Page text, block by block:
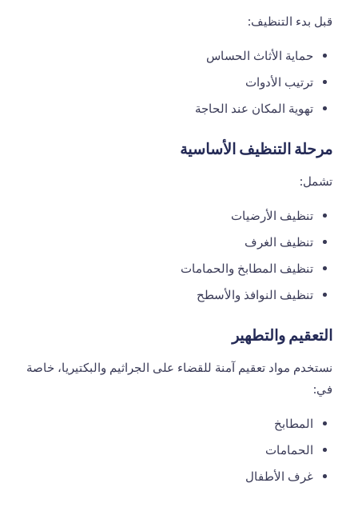
قبل بدء التنظيف:
حماية الأثاث الحساس
ترتيب الأدوات
تهوية المكان عند الحاجة
مرحلة التنظيف الأساسية
تشمل:
تنظيف الأرضيات
تنظيف الغرف
تنظيف المطابخ والحمامات
تنظيف النوافذ والأسطح
التعقيم والتطهير
نستخدم مواد تعقيم آمنة للقضاء على الجراثيم والبكتيريا، خاصة
في:
المطابخ
الحمامات
غرف الأطفال